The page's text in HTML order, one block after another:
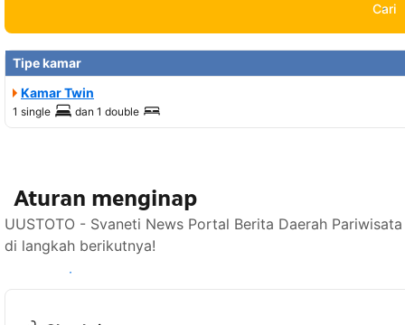
Cari
Tipe kamar
Kamar Twin
1 single dan 1 double
Aturan menginap
UUSTOTO - Svaneti News Portal Berita Daerah
di langkah berikutnya!
Lihat ketersediaan